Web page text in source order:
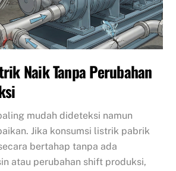
Naik Tanpa Perubahan
mudah dideteksi namun
Jika konsumsi listrik pabrik
bertahap tanpa ada
atau perubahan shift produksi,